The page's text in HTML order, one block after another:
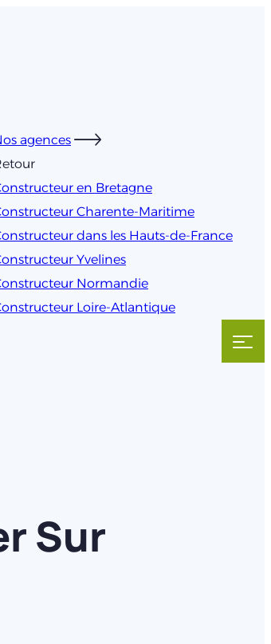
agences
en Bretagne
Charente-Maritime
dans les Hauts-de-France
Yvelines
Normandie
Loire-Atlantique
Sur